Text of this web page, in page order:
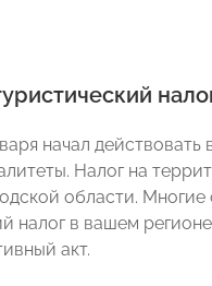
начал
Налог на
области.
налог в вашем
акт.